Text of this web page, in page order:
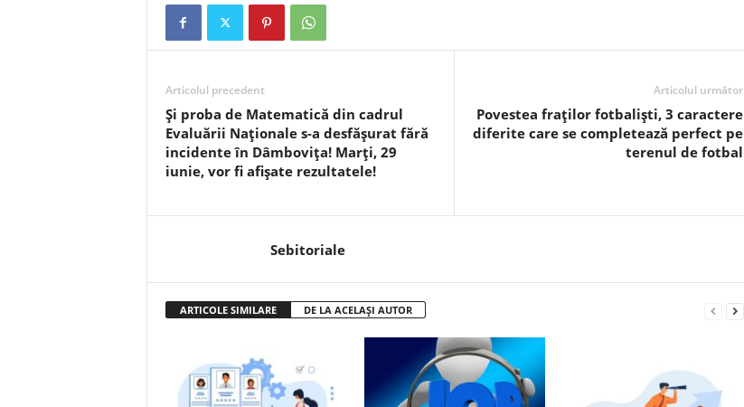
Articolul precedent
Și proba de Matematică din cadrul
Evaluării Naționale s-a desfășurat fără
incidente în Dâmbovița! Marți, 29
iunie, vor fi afișate rezultatele!
Articolul următor
Povestea fraţilor fotbalişti, 3 caractere
diferite care se completează perfect pe
terenul de fotbal
Sebitoriale
ARTICOLE SIMILARE DE LA ACELAȘI AUTOR